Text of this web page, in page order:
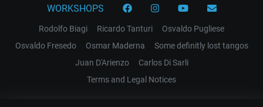
WORKSHOPS
Rodolfo Biagi Ricardo Tanturi
Osvaldo Pugliese
Osvaldo Fresedo
Osmar Maderna
Some definitly lost tangos
Juan D'Arienzo
Carlos Di Sarli
Terms and Legal Notices